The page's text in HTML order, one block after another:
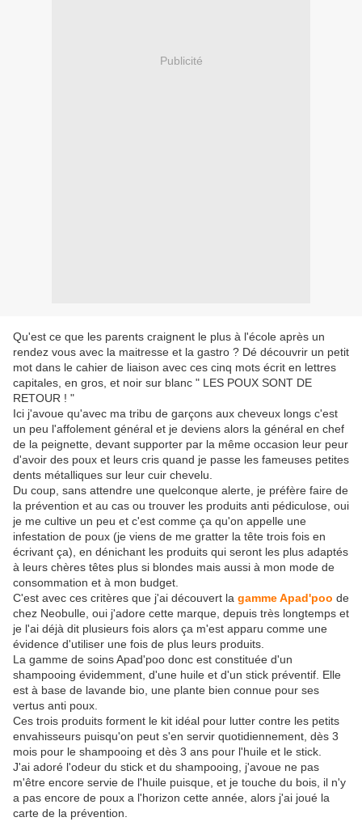
Publicité
Qu'est ce que les parents craignent le plus à l'école après un
rendez vous avec la maitresse et la gastro ? Dé découvrir un petit
mot dans le cahier de liaison avec ces cinq mots écrit en lettres
capitales, en gros, et noir sur blanc " LES POUX SONT DE
RETOUR ! "
Ici j'avoue qu'avec ma tribu de garçons aux cheveux longs c'est
un peu l'affolement général et je deviens alors la général en chef
de la peignette, devant supporter par la même occasion leur peur
d'avoir des poux et leurs cris quand je passe les fameuses petites
dents métalliques sur leur cuir chevelu.
Du coup, sans attendre une quelconque alerte, je préfère faire de
la prévention et au cas ou trouver les produits anti pédiculose, oui
je me cultive un peu et c'est comme ça qu'on appelle une
infestation de poux (je viens de me gratter la tête trois fois en
écrivant ça), en dénichant les produits qui seront les plus adaptés
à leurs chères têtes plus si blondes mais aussi à mon mode de
consommation et à mon budget.
C'est avec ces critères que j'ai découvert la gamme Apad'poo de
chez Neobulle, oui j'adore cette marque, depuis très longtemps et
je l'ai déjà dit plusieurs fois alors ça m'est apparu comme une
évidence d'utiliser une fois de plus leurs produits.
La gamme de soins Apad'poo donc est constituée d'un
shampooing évidemment, d'une huile et d'un stick préventif. Elle
est à base de lavande bio, une plante bien connue pour ses
vertus anti poux.
Ces trois produits forment le kit idéal pour lutter contre les petits
envahisseurs puisqu'on peut s'en servir quotidiennement, dès 3
mois pour le shampooing et dès 3 ans pour l'huile et le stick.
J'ai adoré l'odeur du stick et du shampooing, j'avoue ne pas
m'être encore servie de l'huile puisque, et je touche du bois, il n'y
a pas encore de poux a l'horizon cette année, alors j'ai joué la
carte de la prévention.